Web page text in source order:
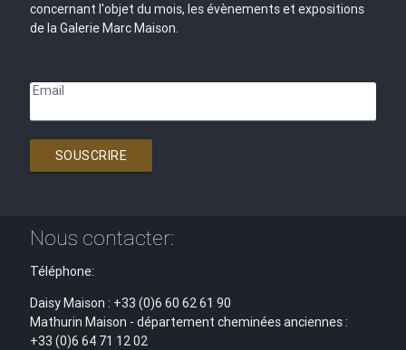
concernant l'objet du mois, les évènements et expositions
de la Galerie Marc Maison.
Email
SOUSCRIRE
Nous contacter:
Téléphone:
Daisy Maison : +33 (0)6 60 62 61 90
Mathurin Maison - département cheminées anciennes :
+33 (0)6 64 71 12 02